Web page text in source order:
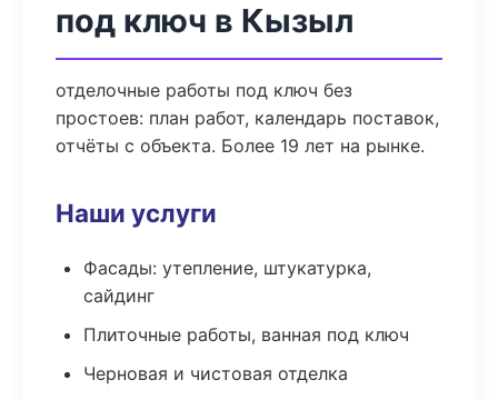
под ключ в Кызыл
отделочные работы под ключ без
простоев: план работ, календарь поставок,
отчёты с объекта. Более 19 лет на рынке.
Наши услуги
Фасады: утепление, штукатурка,
сайдинг
Плиточные работы, ванная под ключ
Черновая и чистовая отделка